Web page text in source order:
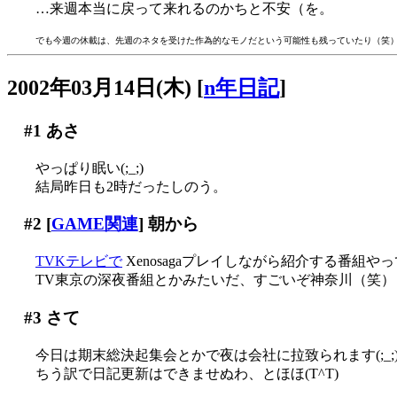
…来週本当に戻って来れるのかちと不安（を。
でも今週の休載は、先週のネタを受けた作為的なモノだという可能性も残っていたり（笑）
2002年03月14日(木) [n年日記]
#1 あさ
やっぱり眠い(;_;)
結局昨日も2時だったしのう。
#2 [GAME関連] 朝から
TVKテレビでXenosagaプレイしながら紹介する番組や
TV東京の深夜番組とかみたいだ、すごいぞ神奈川（笑）
#3 さて
今日は期末総決起集会とかで夜は会社に拉致られます
ちう訳で日記更新はできませぬわ、とほほ(T^T)